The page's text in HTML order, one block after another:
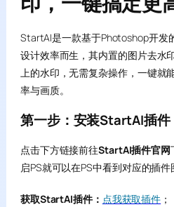
StartAI是一款基于Photoshop开发
设计效率而生，其内置的图片去水
上的水印，无需复杂操作，一键就
率与画质。
第一步：安装StartAI插件
点击下方链接前往StartAI插件官网
启PS就可以在PS中看到对应的插件
获取StartAI插件： 点我获取插件 ；